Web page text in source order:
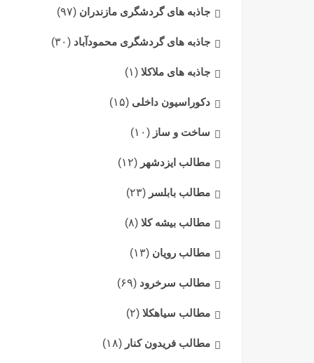
جاذبه های گردشگری مازندران (۹۷)
جاذبه های گردشگری محمودآباد (۳۰)
جاذبه های ملاکلا (۱)
دکوراسیون داخلی (۱۵)
ساخت و ساز (۱۰)
مطالب ایزدشهر (۱۲)
مطالب بابلسر (۲۳)
مطالب بیشه کلا (۸)
مطالب رویان (۱۳)
مطالب سرخرود (۶۹)
مطالب سیاهکلا (۲)
مطالب فریدون کنار (۱۸)